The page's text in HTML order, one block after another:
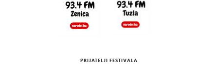
PRIJATELJI FESTIVALA